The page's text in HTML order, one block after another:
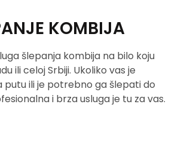
KOMBIJA
šlepanja kombija na bilo koju
ili celoj Srbiji. Ukoliko vas je
putu ili je potrebno ga šlepati do
i brza usluga je tu za vas.